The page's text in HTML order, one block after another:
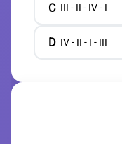
C III - II - IV - I
D IV - II - I - III